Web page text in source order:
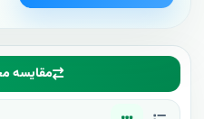
مقایسه